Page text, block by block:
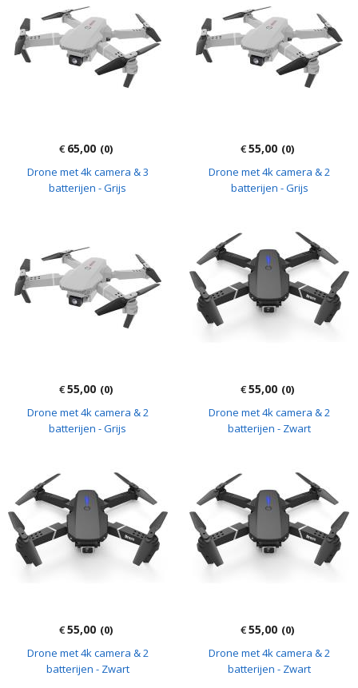
€65,00 (0)
Drone met 4k camera & 3
batterijen - Grijs
€55,00 (0)
Drone met 4k camera & 2
batterijen - Grijs
€55,00 (0)
Drone met 4k camera & 2
batterijen - Grijs
€55,00 (0)
Drone met 4k camera & 2
batterijen - Zwart
€55,00 (0)
Drone met 4k camera & 2
batterijen - Zwart
€55,00 (0)
Drone met 4k camera & 2
batterijen - Zwart